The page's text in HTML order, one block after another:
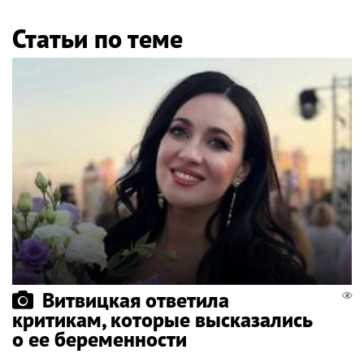
Статьи по теме
Витвицкая ответила
критикам, которые высказались
о ее беременности